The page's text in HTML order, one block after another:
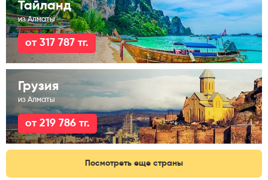
Тайланд
из Алматы
от 317 787 тг.
Грузия
из Алматы
от 219 786 тг.
Посмотреть еще страны